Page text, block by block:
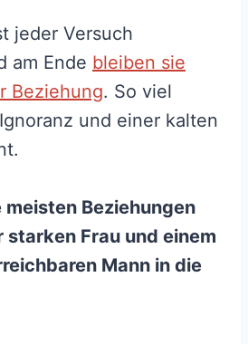
jeder Versuch
am Ende bleiben sie
Beziehung. So viel
und einer kalten
Beziehungen
starken Frau und einem
Mann in die